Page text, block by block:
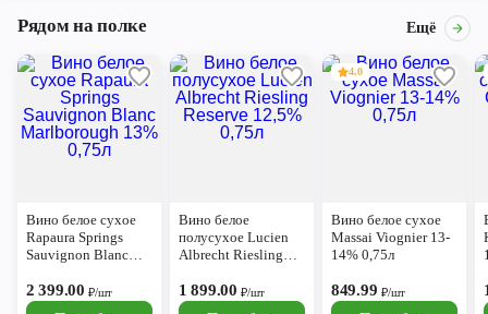
Рядом на полке Ещё
Вино белое сухое
Rapaura Springs
Sauvignon Blanc
0,75л
2 399.00₽/шт
Вино белое
полусухое Lucien
Albrecht Riesling
1 899.00₽/шт
4.0
Вино белое сухое
Massai Viognier 13-
14% 0,75л
849.99 ₽/шт